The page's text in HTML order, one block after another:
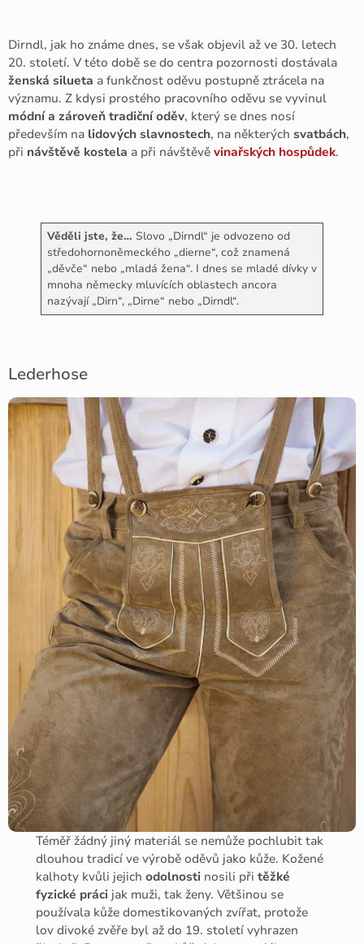
Dirndl, jak ho známe dnes, se však objevil až ve 30. letech
20. století. V této době se do centra pozornosti dostávala
ženská silueta a funkčnost oděvu postupně ztrácela na
významu. Z kdysi prostého pracovního oděvu se vyvinul
módní a zároveň tradiční oděv, který se dnes nosí
především na lidových slavnostech, na některých svatbách,
při návštěvě kostela a při návštěvě vinařských hospůdek.
Věděli jste, že… Slovo „Dirndl“ je odvozeno od
středohornoněmeckého „dierne“, což znamená
„děvče“ nebo „mladá žena“. I dnes se mladé dívky v
mnoha německy mluvících oblastech ancora
nazývají „Dirn“, „Dirne“ nebo „Dirndl“.
Lederhose
Téměř žádný jiný materiál se nemůže pochlubit tak
dlouhou tradicí ve výrobě oděvů jako kůže. Kožené
kalhoty kvůli jejichodolnosti nosili přitěžké
fyzické práci jak muži, tak ženy. Většinou se
používala kůže domestikovaných zvířat, protože
lov divoké zvěře byl až do 19. století vyhrazen